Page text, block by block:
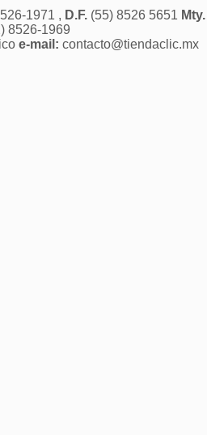
1971 , D.F. (55) 8526 5651 Mty.
8526-1969
e-mail: contacto@tiendaclic.mx